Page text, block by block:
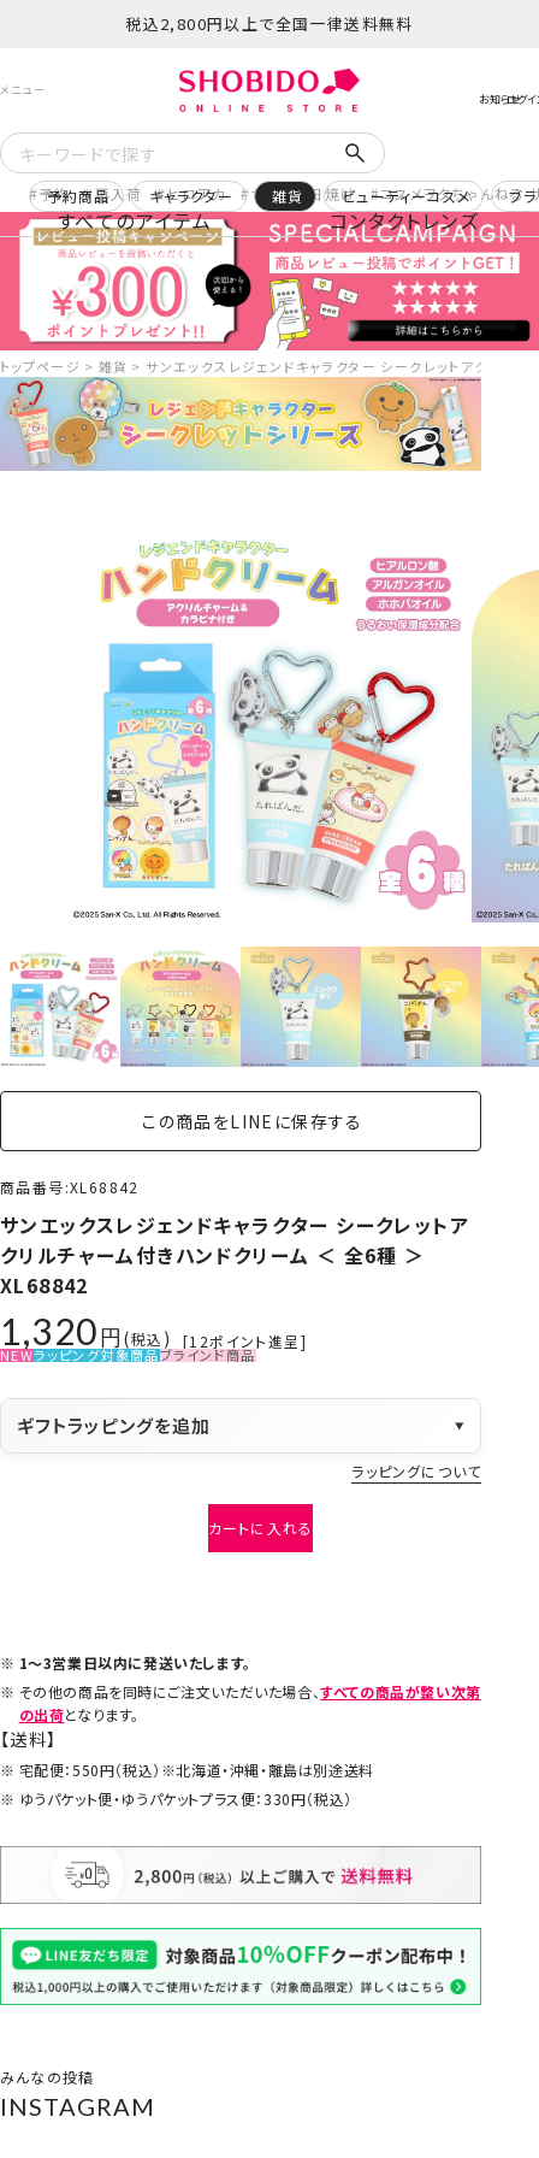
税込2,800円以上で全国一律送料無料
予約 再入荷 ヒロアカ サンリオ日焼け コスメヲタちゃんねる
すべてのアイテム コンタクトレンズ
予約商品 キャラクター 雑貨 ビューティーコスメ ブ
トップページ 雑貨 サンエックスレジェンドキャラクター シークレットアクリル
この商品をLINEに保存する
商品番号 XL68842
サンエックスレジェンドキャラクター シークレットア
クリルチャーム付きハンドクリーム ＜ 全6種 ＞
XL68842
1,320 税込 [12ポイント進呈]
NEWラッピング対象商品ブラインド商品
ギフトラッピングを追加 ▼
ラッピングについて
カートに入れる
1～3営業日以内に発送いたします。
その他の商品を同時にご注文いただいた場合、すべての商品が整い次第
の出荷となります。
【送料】
宅配便：550円（税込）※北海道・沖縄・離島は別途送料
ゆうパケット便・ゆうパケットプラス便：330円（税込）
みんなの投稿
INSTAGRAM